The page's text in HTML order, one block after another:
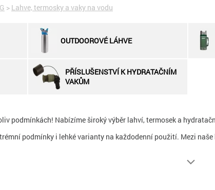
> Lahve, termosky a vaky na vodu
OUTDOOROVÉ LÁHVE
PŘÍSLUŠENSTVÍ K HYDRATAČNÍM
VAKŮM
podmínkách! Nabízíme široký výběr lahví, termosek a
podmínky i lehké varianty na každodenní použití. Mezi